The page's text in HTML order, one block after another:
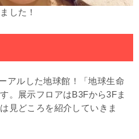
した！
アルした地球館！「地球生命
。展示フロアはB3Fから3Fま
見どころを紹介していきま